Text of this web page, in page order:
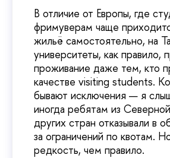
В отличие от Европы, где
фримуверам чаще
жильё самостоятельно, на
университеты, как правило,
проживание даже тем, кто
качестве visiting students.
бывают исключения — я
иногда ребятам из
других стран отказывали в
за ограничений по квотам.
редкость, чем правило.